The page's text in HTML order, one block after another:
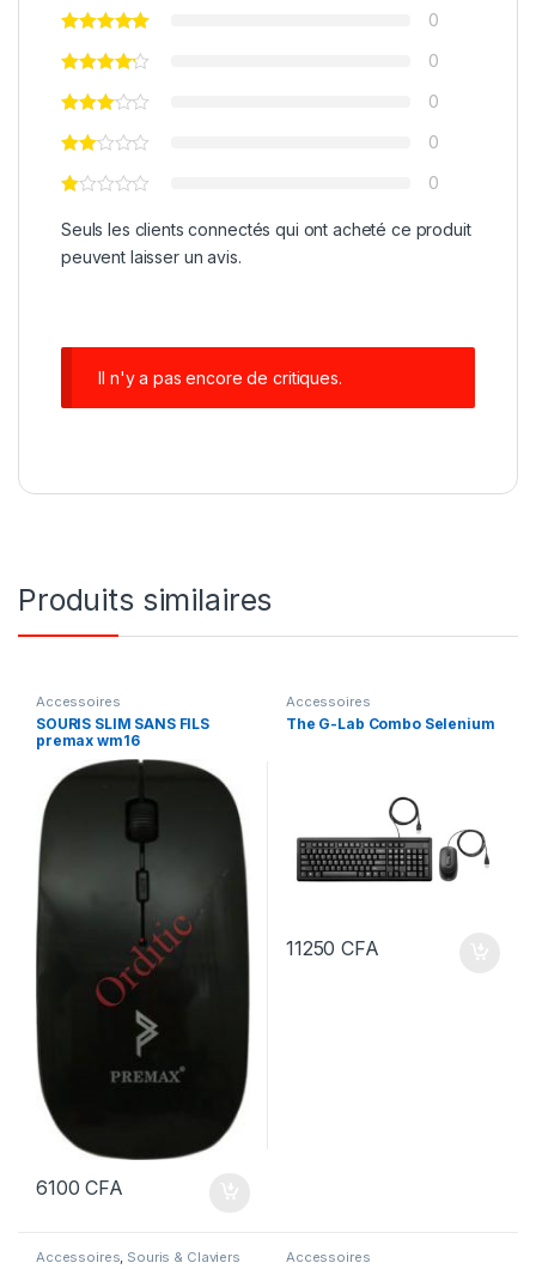
0
0
0
0
0
Seuls les clients connectés qui ont acheté ce produit
peuvent laisser un avis.
Il n'y a pas encore de critiques.
Produits similaires
Accessoires
SOURIS SLIM SANS FILS
premax wm16
6100CFA
Accessoires
The G-Lab Combo Selenium
11250CFA
Accessoires, Souris & Claviers Accessoires